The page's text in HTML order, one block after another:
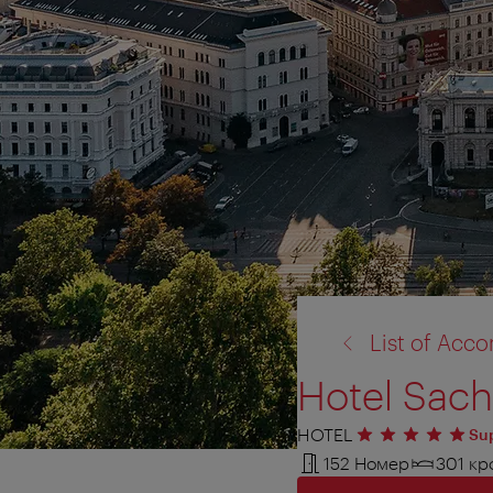
List of
Hotel
HOTEL 5 звезд
152 Номер
301